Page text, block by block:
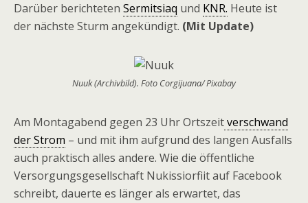
Darüber berichteten Sermitsiaq und KNR. Heute ist
der nächste Sturm angekündigt. (Mit Update)
Nuuk (Archivbild). Foto Corgijuana/ Pixabay
Am Montagabend gegen 23 Uhr Ortszeitverschwand
der Strom – und mit ihm aufgrund des langen Ausfalls
auch praktisch alles andere. Wie die öffentliche
Versorgungsgesellschaft Nukissiorfiit auf Facebook
schreibt, dauerte es länger als erwartet, das